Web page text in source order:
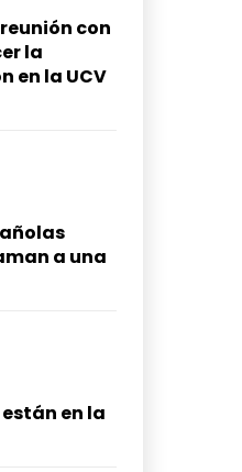
con
la
en la UCV
a una
en la